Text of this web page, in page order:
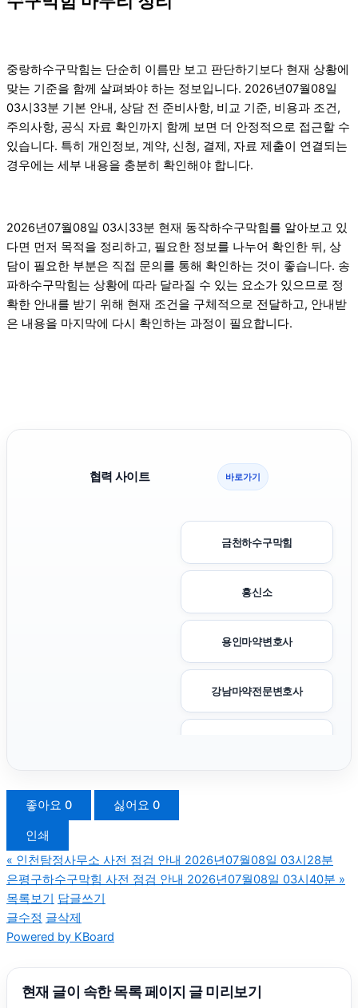
중랑하수구막힘는 단순히 이름만 보고 판단하기보다 현재 상황에
맞는 기준을 함께 살펴봐야 하는 정보입니다. 2026년07월08일
03시33분 기본 안내, 상담 전 준비사항, 비교 기준, 비용과 조건,
주의사항, 공식 자료 확인까지 함께 보면 더 안정적으로 접근할 수
있습니다. 특히 개인정보, 계약, 신청, 결제, 자료 제출이 연결되는
경우에는 세부 내용을 충분히 확인해야 합니다.
2026년07월08일 03시33분 현재 동작하수구막힘를 알아보고 있
다면 먼저 목적을 정리하고, 필요한 정보를 나누어 확인한 뒤, 상
담이 필요한 부분은 직접 문의를 통해 확인하는 것이 좋습니다. 송
파하수구막힘는 상황에 따라 달라질 수 있는 요소가 있으므로 정
확한 안내를 받기 위해 현재 조건을 구체적으로 전달하고, 안내받
은 내용을 마지막에 다시 확인하는 과정이 필요합니다.
협력 사이트 바로가기
금천하수구막힘
흥신소
용인마약변호사
강남마약전문변호사
구미이혼전문변호사
이혼소송
좋아요 0 싫어요 0
인쇄
« 인천탐정사무소 사전 점검 안내 2026년07월08일 03시28분
은평구하수구막힘 사전 점검 안내 2026년07월08일 03시40분 »
목록보기 답글쓰기
글수정 글삭제
Powered by KBoard
현재 글이 속한 목록 페이지 글 미리보기